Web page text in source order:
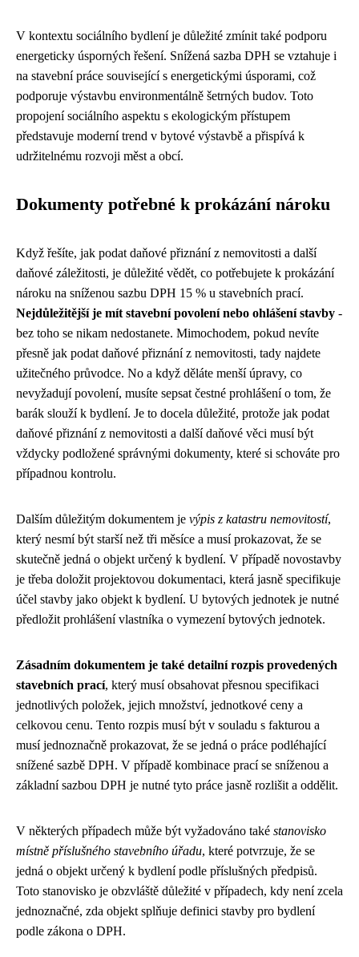
V kontextu sociálního bydlení je důležité zmínit také podporu
energeticky úsporných řešení. Snížená sazba DPH se vztahuje i
na stavební práce související s energetickými úsporami, což
podporuje výstavbu environmentálně šetrných budov. Toto
propojení sociálního aspektu s ekologickým přístupem
představuje moderní trend v bytové výstavbě a přispívá k
udržitelnému rozvoji měst a obcí.
Dokumenty potřebné k prokázání nároku
Když řešíte, jak podat daňové přiznání z nemovitosti a další
daňové záležitosti, je důležité vědět, co potřebujete k prokázání
nároku na sníženou sazbu DPH 15 % u stavebních prací.
Nejdůležitější je mít stavební povolení nebo ohlášení stavby -
bez toho se nikam nedostanete. Mimochodem, pokud nevíte
přesně jak podat daňové přiznání z nemovitosti, tady najdete
užitečného průvodce. No a když děláte menší úpravy, co
nevyžadují povolení, musíte sepsat čestné prohlášení o tom, že
barák slouží k bydlení. Je to docela důležité, protože jak podat
daňové přiznání z nemovitosti a další daňové věci musí být
vždycky podložené správnými dokumenty, které si schováte pro
případnou kontrolu.
Dalším důležitým dokumentem je výpis z katastru nemovitostí,
který nesmí být starší než tři měsíce a musí prokazovat, že se
skutečně jedná o objekt určený k bydlení. V případě novostavby
je třeba doložit projektovou dokumentaci, která jasně specifikuje
účel stavby jako objekt k bydlení. U bytových jednotek je nutné
předložit prohlášení vlastníka o vymezení bytových jednotek.
Zásadním dokumentem je také detailní rozpis provedených
stavebních prací, který musí obsahovat přesnou specifikaci
jednotlivých položek, jejich množství, jednotkové ceny a
celkovou cenu. Tento rozpis musí být v souladu s fakturou a
musí jednoznačně prokazovat, že se jedná o práce podléhající
snížené sazbě DPH. V případě kombinace prací se sníženou a
základní sazbou DPH je nutné tyto práce jasně rozlišit a oddělit.
V některých případech může být vyžadováno také stanovisko
místně příslušného stavebního úřadu, které potvrzuje, že se
jedná o objekt určený k bydlení podle příslušných předpisů.
Toto stanovisko je obzvláště důležité v případech, kdy není zcela
jednoznačné, zda objekt splňuje definici stavby pro bydlení
podle zákona o DPH.